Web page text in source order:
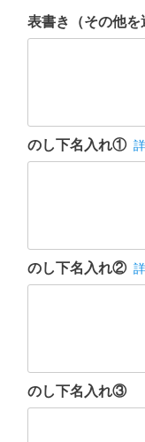
表書き（その他を
のし下名入れ①
のし下名入れ②
のし下名入れ③